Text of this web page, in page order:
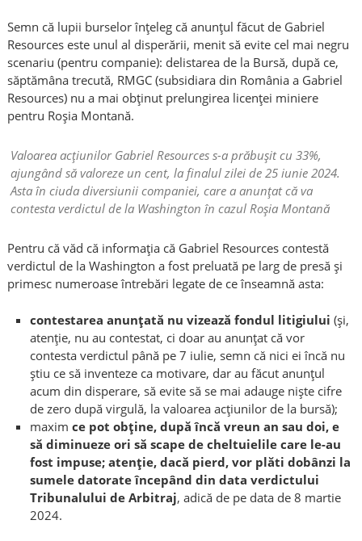
Semn că lupii burselor înțeleg că anunțul făcut de Gabriel
Resources este unul al disperării, menit să evite cel mai negru
scenariu (pentru companie): delistarea de la Bursă, după ce,
săptămâna trecută, RMGC (subsidiara din România a Gabriel
Resources) nu a mai obținut prelungirea licenței miniere
pentru Roșia Montană.
Valoarea acțiunilor Gabriel Resources s-a prăbușit cu 33%,
ajungând să valoreze un cent, la finalul zilei de 25 iunie 2024.
Asta în ciuda diversiunii companiei, care a anunțat că va
contesta verdictul de la Washington în cazul Roșia Montană
Pentru că văd că informația că Gabriel Resources contestă
verdictul de la Washington a fost preluată pe larg de presă și
primesc numeroase întrebări legate de ce înseamnă asta:
contestarea anunțată nu vizează fondul litigiului (și,
atenție, nu au contestat, ci doar au anunțat că vor
contesta verdictul până pe 7 iulie, semn că nici ei încă nu
știu ce să inventeze ca motivare, dar au făcut anunțul
acum din disperare, să evite să se mai adauge niște cifre
de zero după virgulă, la valoarea acțiunilor de la bursă);
maximce pot obține, după încă vreun an sau doi, e
să diminueze ori să scape de cheltuielile care le-au
fost impuse; atenție, dacă pierd, vor plăti dobânzi la
sumele datorate începând din data verdictului
Tribunalului de Arbitraj, adică de pe data de 8 martie
2024.